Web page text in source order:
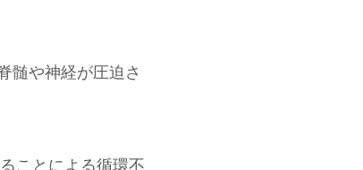
髄や神経が圧迫さ
ことによる循環不